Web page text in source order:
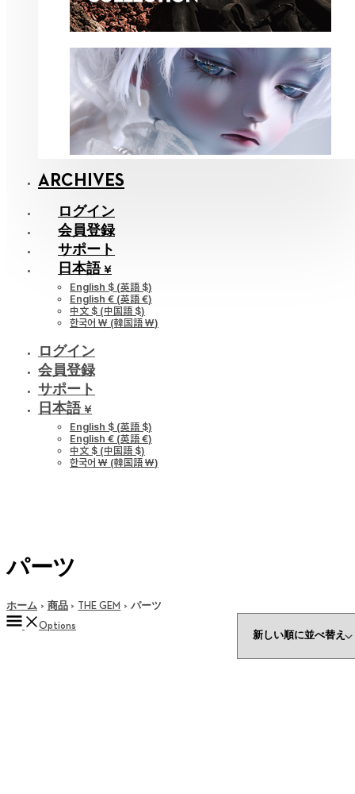
ARCHIVES
ログイン
会員登録
サポート
日本語 ¥
English $ (英語 $)
English € (英語 €)
中文 $ (中国語 $)
한국어 ￦ (韓国語 ￦)
ログイン
会員登録
サポート
日本語 ¥
English $ (英語 $)
English € (英語 €)
中文 $ (中国語 $)
한국어 ￦ (韓国語 ￦)
パーツ
ホーム 商品 THE GEM
パーツ
Options